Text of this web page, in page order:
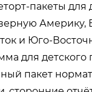
пакеты для
Америку,
и Юго-
для детского
пакет